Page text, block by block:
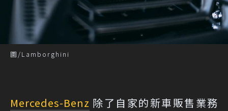
圖/Lamborghini
Mercedes-Benz 除了自家的新車販售業務